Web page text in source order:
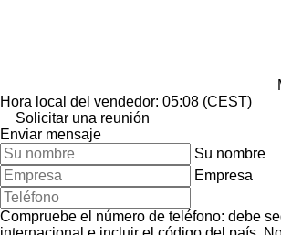
Hora local del vendedor: 05:08 (CEST)
Solicitar una reunión
Enviar mensaje
Su nombre
Empresa
Compruebe el número de teléfono: debe